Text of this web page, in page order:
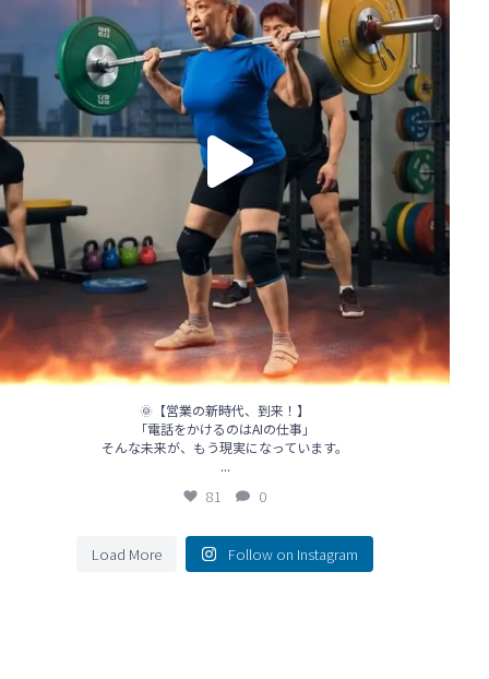
81 0
🌞【営業の新時代、到来！】
「電話をかけるのはAIの仕事」
そんな未来が、もう現実になっています。
...
81 0
Load More Follow on Instagram